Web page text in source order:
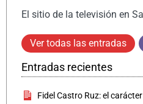
El sitio de la televisión en
Ver todas las entradas
Entradas recientes
Fidel Castro Ruz: el